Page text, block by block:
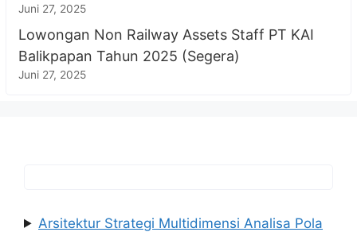
Juni 27, 2025
Lowongan Non Railway Assets Staff PT KAI
Balikpapan Tahun 2025 (Segera)
Juni 27, 2025
Arsitektur Strategi Multidimensi Analisa Pola